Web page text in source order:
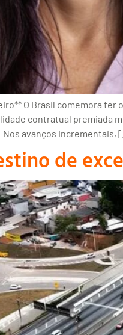
O Brasil comemora
contratual premiada
Nos avanços incrementais,
de